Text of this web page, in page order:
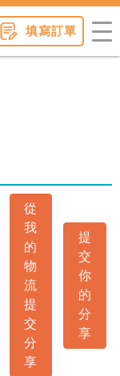
填寫訂單
從
我
的
物
流
提
交
分
享
提
交
你
的
分
享